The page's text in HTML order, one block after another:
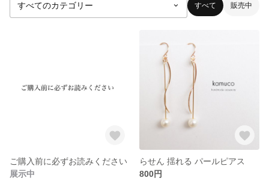
すべて 販売中
ご購入前に必ずお読みください
展示中
らせん 揺れる パールピアス
800円